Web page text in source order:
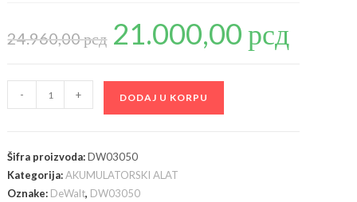
24.960,00рсд
Originalna
cena
je
21.000,00рсдje:
DW03050
metar,
50m
količina
- + DODAJ U KORPU
Šifra proizvoda:DW03050
Kategorija:AKUMULATORSKI ALAT
Oznake: DeWalt, DW03050